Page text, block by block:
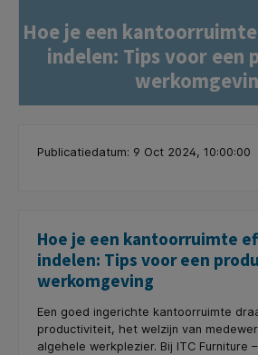
Hoe je een
indelen: Tips voor een
Publicatiedatum: 9 Oct 2024, 10:00:00
Hoe je een kantoorruimte
indelen: Tips voor een
werkomgeving
Een goed ingerichte kantoorruimte
productiviteit, het welzijn van
algehele werkplezier. Bij ITC Furniture